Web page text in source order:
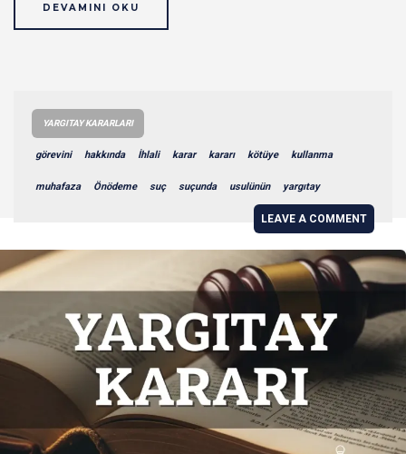
DEVAMINI OKU
YARGITAY KARARLARI
görevini hakkında İhlali karar kararı kötüye kullanma
muhafaza Önödeme suç suçunda usulünün yargıtay
LEAVE A COMMENT